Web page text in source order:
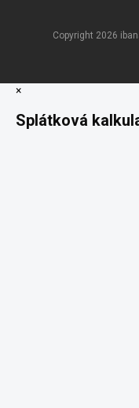
Copyright 2026
×
Splátková